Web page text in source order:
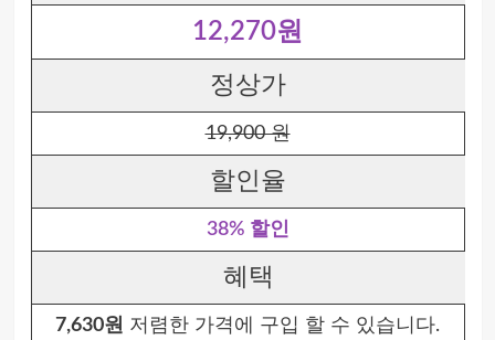
12,270원
정상가
19,900 원
할인율
38% 할인
혜택
7,630원 저렴한 가격에 구입 할 수 있습니다.